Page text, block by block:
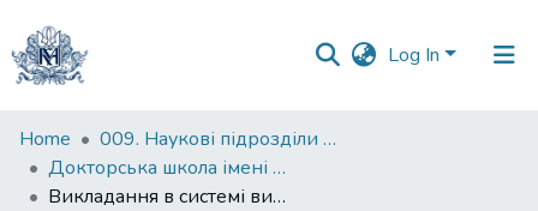
Log In
Communities
&
Collections
Home
009. Наукові підрозділи НаУКМА
Докторська школа імені родини Юхименків
Викладання в системі вищої освіти: силабус курсу для здобувачів PhD НаУКМА